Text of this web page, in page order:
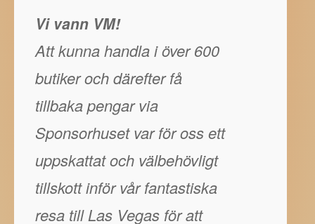
Vi vann VM!
Att kunna handla i över 600
butiker och därefter få
tillbaka pengar via
Sponsorhuset var för oss ett
uppskattat och välbehövligt
tillskott inför vår fantastiska
resa till Las Vegas för att